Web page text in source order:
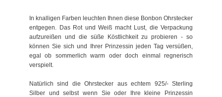
In knalligen Farben leuchten Ihnen diese Bonbon Ohrstecker
entgegen. Das Rot und Weiß macht Lust, die Verpackung
aufzureißen und die süße Köstlichkeit zu probieren - so
können Sie sich und Ihrer Prinzessin jeden Tag versüßen,
egal ob sommerlich warm oder doch einmal regnerisch
verspielt.
Natürlich sind die Ohrstecker aus echtem 925/- Sterling
Silber und selbst wenn Sie oder Ihre kleine Prinzessin